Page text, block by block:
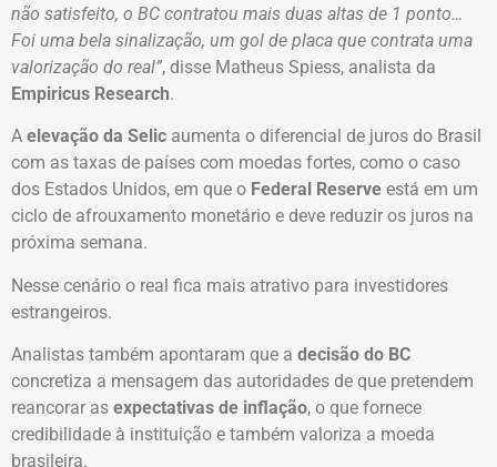
não satisfeito, o BC contratou mais duas altas de 1 ponto…
Foi uma bela sinalização, um gol de placa que contrata uma
valorização do real”, disse Matheus Spiess, analista da
Empiricus Research.
A elevação da Selic aumenta o diferencial de juros do Brasil
com as taxas de países com moedas fortes, como o caso
dos Estados Unidos, em que o Federal Reserve está em um
ciclo de afrouxamento monetário e deve reduzir os juros na
próxima semana.
Nesse cenário o real fica mais atrativo para investidores
estrangeiros.
Analistas também apontaram que a decisão do BC
concretiza a mensagem das autoridades de que pretendem
reancorar as expectativas de inflação, o que fornece
credibilidade à instituição e também valoriza a moeda
brasileira.